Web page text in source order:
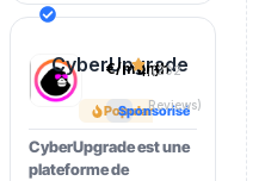
CyberUpgrade
Popular
Sponsorisé
€/month
4.5(202
Reviews)
CyberUpgrade est une
plateforme de